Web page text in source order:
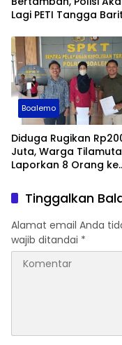
Lagi PETI Tangga
Boalemo
Diduga Rugikan
Juta, Warga Tilamuta
Laporkan 8 Orang ke
Tinggalkan
Alamat email Anda
wajib ditandai *